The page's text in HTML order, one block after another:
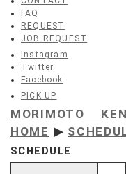
FAQ
REQUEST
JOB REQUEST
Instagram
Twitter
Facebook
PICK UP
MORIMOTO
HOME ▶
SCHEDULE